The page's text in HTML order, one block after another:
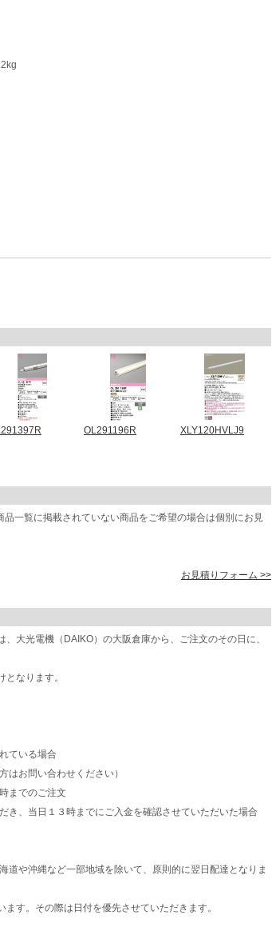
OL291196R XLY120HVLJ9
一覧に掲載されていない商品をご希望の場合は個別にお見
お見積りフォーム >>
大光電機（DAIKO）の大阪倉庫から、ご注文のその日に、
なります。
ている場合
お問い合わせください）
までのご注文
、当日１３時までにご入金を確認させていただいた場合
や沖縄など一部地域を除いて、原則的に翌日配達となりま
す。その際は日付を優先させていただきます。